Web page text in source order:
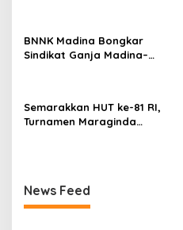
BNNK Madina Bongkar
Sindikat Ganja Madina–
Semarakkan HUT ke-81 RI,
Turnamen Maraginda
News Feed